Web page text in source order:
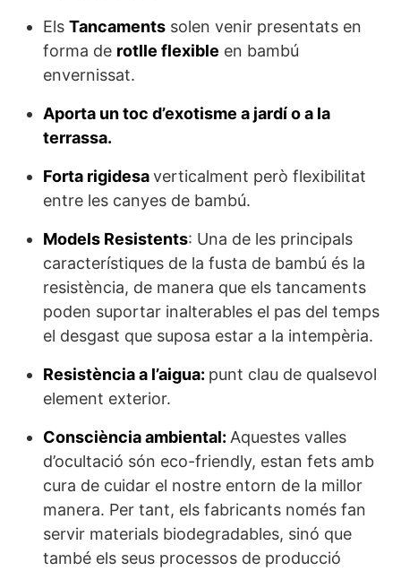
Els Tancaments solen venir presentats en
forma de rotlle flexible en bambú
envernissat.
Aporta un toc d’exotisme a jardí o a la
terrassa.
Forta rigidesaverticalment però flexibilitat
entre les canyes de bambú.
Models Resistents: Una de les principals
característiques de la fusta de bambú és la
resistència, de manera que els tancaments
poden suportar inalterables el pas del temps
el desgast que suposa estar a la intempèria.
Resistència a l’aigua: punt clau de qualsevol
element exterior.
Consciència ambiental: Aquestes valles
d’ocultació són eco-friendly, estan fets amb
cura de cuidar el nostre entorn de la millor
manera. Per tant, els fabricants només fan
servir materials biodegradables, sinó que
també els seus processos de producció